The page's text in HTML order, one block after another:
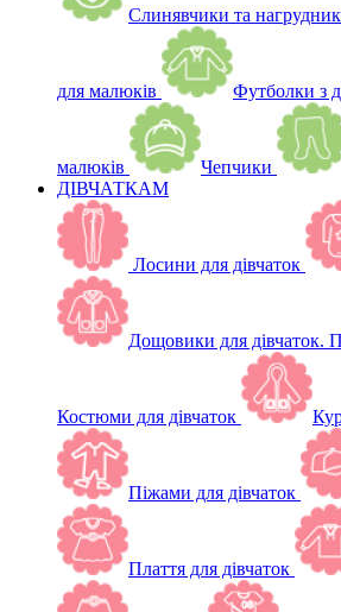
Слинявчики та
для малюків Футболки з
малюків Чепчики
ДІВЧАТКАМ
Лосини для дівчаток
Дощовики для дівчаток.
Костюми для дівчаток
Піжами для дівчаток
Плаття для дівчаток